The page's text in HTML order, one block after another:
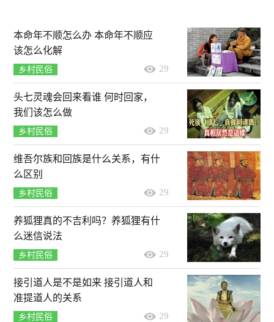
本命年不顺怎么办 本命年不顺应
该怎么化解
乡村民俗 29
头七灵魂会回来看谁 何时回家，
我们该怎么做
乡村民俗 29
维吾尔族和回族是什么关系，有什
么区别
乡村民俗 29
养狐狸真的不吉利吗？养狐狸有什
么迷信说法
乡村民俗 29
接引道人是不是如来 接引道人和
准提道人的关系
乡村民俗 29